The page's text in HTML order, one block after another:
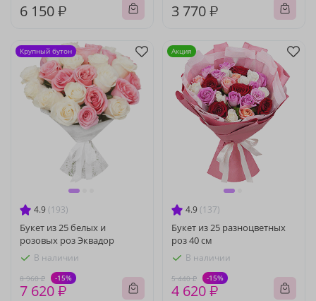
6 150 ₽ 3 770 ₽
4.9 (193)
Букет из 25 белых и
розовых роз Эквадор
В наличии
8 960 ₽ -15%
7 620 ₽
Крупный бутон
4.9 (137)
Букет из 25 разноцветных
роз 40 см
В наличии
5 440 ₽ -15%
4 620 ₽
Акция